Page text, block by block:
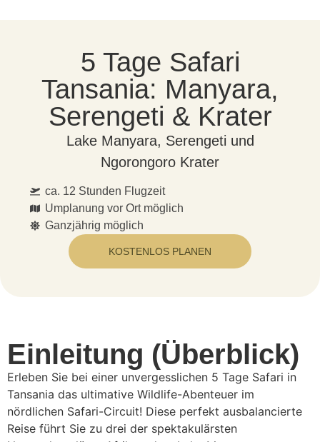
5 Tage Safari
Tansania: Manyara,
Serengeti & Krater
Lake Manyara, Serengeti und
Ngorongoro Krater
ca. 12 Stunden Flugzeit
Umplanung vor Ort möglich
Ganzjährig möglich
KOSTENLOS PLANEN
Einleitung (Überblick)
Erleben Sie bei einer unvergesslichen 5 Tage Safari in
Tansania das ultimative Wildlife-Abenteuer im
nördlichen Safari-Circuit! Diese perfekt ausbalancierte
Reise führt Sie zu drei der spektakulärsten